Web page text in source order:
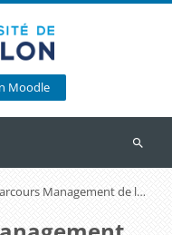
Moodle
M2 QHS Parcours Management de la Qualité et du Développement Durable